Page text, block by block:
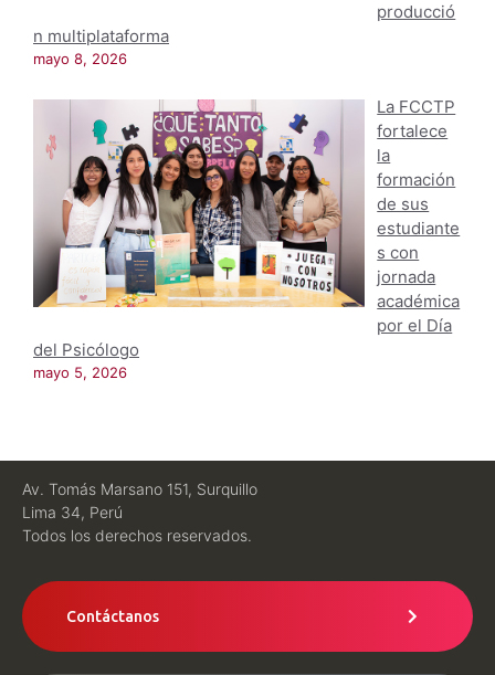
producció
n multiplataforma
mayo 8, 2026
La FCCTP
fortalece
la
formación
de sus
estudiante
s con
jornada
académica
por el Día
del Psicólogo
mayo 5, 2026
Av. Tomás Marsano 151, Surquillo
Lima 34, Perú
Todos los derechos reservados.
Contáctanos